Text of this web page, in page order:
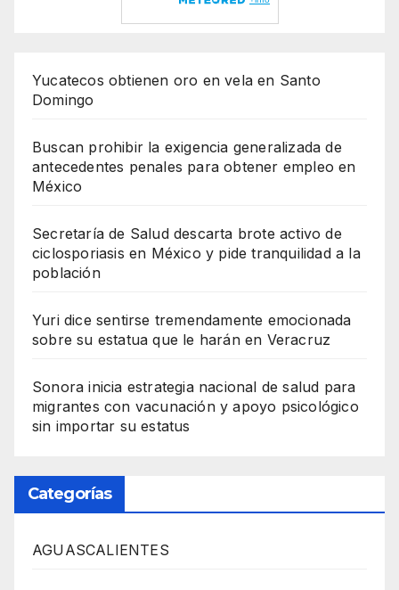
Yucatecos obtienen oro en vela en Santo
Domingo
Buscan prohibir la exigencia generalizada de
antecedentes penales para obtener empleo en
México
Secretaría de Salud descarta brote activo de
ciclosporiasis en México y pide tranquilidad a la
población
Yuri dice sentirse tremendamente emocionada
sobre su estatua que le harán en Veracruz
Sonora inicia estrategia nacional de salud para
migrantes con vacunación y apoyo psicológico
sin importar su estatus
Categorías
AGUASCALIENTES